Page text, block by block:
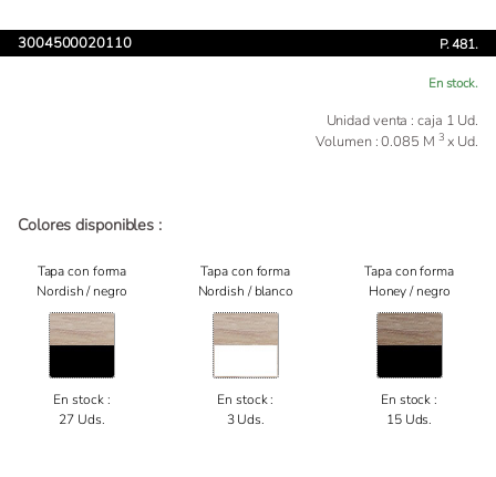
3004500020110 P. 481.
En stock.
Unidad venta : caja 1 Ud.
Volumen : 0.085 M 3 x Ud.
Colores disponibles :
Tapa con forma
Nordish / negro
En stock :
27 Uds.
Tapa con forma
Nordish / blanco
En stock :
3 Uds.
Tapa con forma
Honey / negro
En stock :
15 Uds.